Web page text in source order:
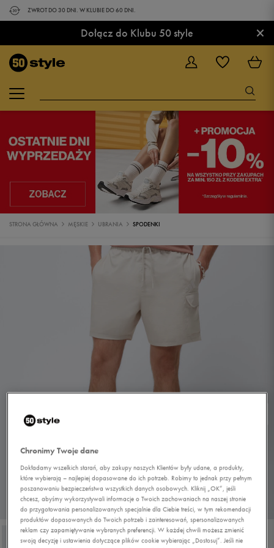
ZWROT DO 30 DNI. W KLUBIE DO 60 DNI.
Dołącz do Klubu 50 style ×
STRONA GŁÓWNA MĘSKIE UBRANIA SPODENKI
1/4
Chronimy Twoje dane
Dokładamy wszelkich starań, aby zakupy naszych Klientów były udane, a produkty,
które wybierają – najlepiej dopasowane do ich potrzeb. Robimy to jednak przy pełnym
poszanowaniu bezpieczeństwa wszystkich danych osobowych. Kliknij „OK”, jeśli
chcesz, abyśmy wykorzystywali informacje o Twoich zachowaniach na naszej stronie
do przygotowania personalizowanych specjalnie dla Ciebie treści, w tym rekomendacji
produktów dopasowanych do Twoich potrzeb i zainteresowań, spersonalizowanych
reklam czy zapamiętywanie wybranych preferencji. W każdej chwili możesz zmienić
swoją decyzję i ustawienia dotyczące plików cookie wybierając „Dostosuj”. Jeśli nie